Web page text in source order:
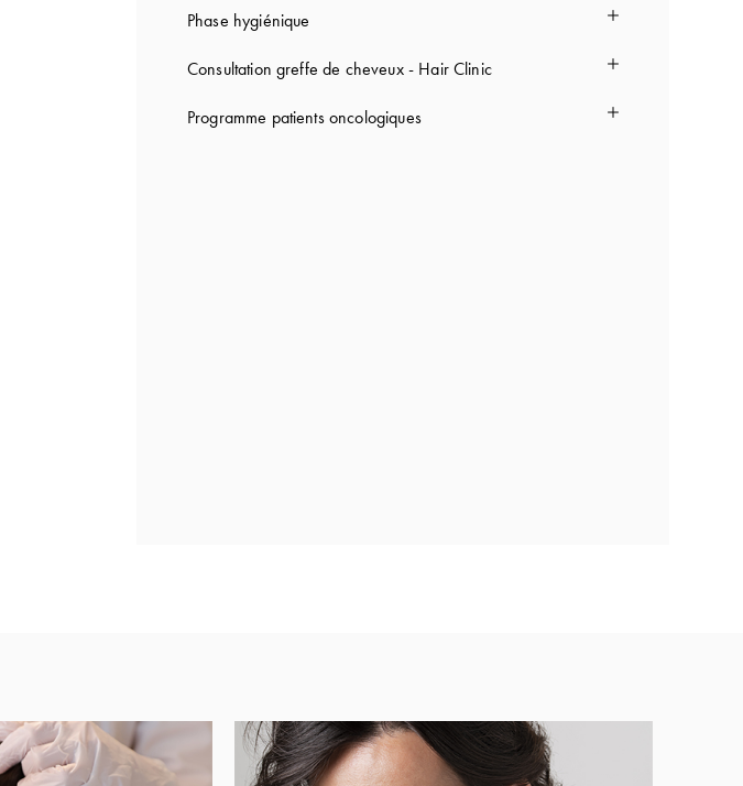
Phase hygiénique
Consultation greffe de cheveux - Hair Clinic
Programme patients oncologiques